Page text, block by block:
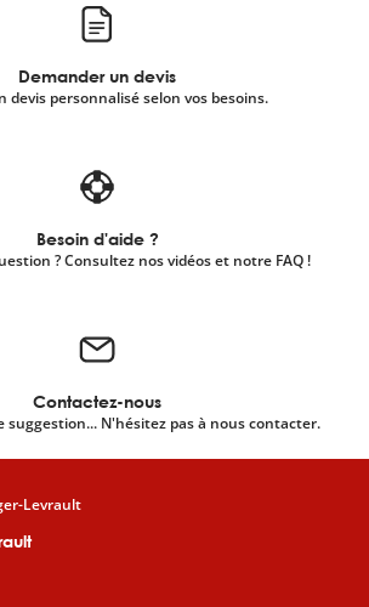
Demander un devis
devis personnalisé selon vos besoins.
Besoin d'aide ?
? Consultez nos vidéos et notre FAQ !
Contactez-nous
suggestion... N'hésitez pas à nous contacter.
Levrault